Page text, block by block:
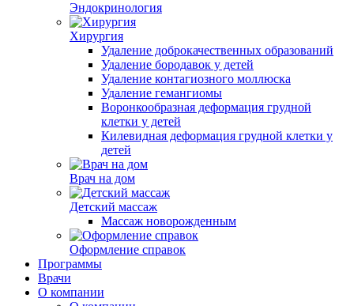
Эндокринология
Хирургия
Удаление доброкачественных образований
Удаление бородавок у детей
Удаление контагиозного моллюска
Удаление гемангиомы
Воронкообразная деформация грудной
клетки у детей
Килевидная деформация грудной клетки у
детей
Врач на дом
Детский массаж
Массаж новорожденным
Оформление справок
Программы
Врачи
О компании